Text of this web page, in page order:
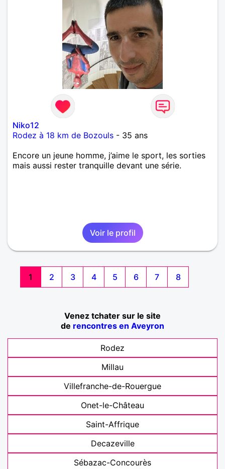
Niko12
Rodez à 18 km de Bozouls - 35 ans
Encore un jeune homme, j’aime le sport, les sorties
mais aussi rester tranquille devant une série.
Voir le profil
1 2 3 4 5 6 7 8
Venez tchater sur le site
de rencontres en Aveyron
Rodez
Millau
Villefranche-de-Rouergue
Onet-le-Château
Saint-Affrique
Decazeville
Sébazac-Concourès